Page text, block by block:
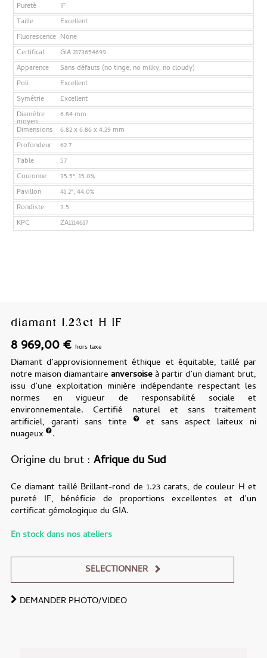
Pureté
IF
Taille
Excellent
Fluorescence None
Certificat
GIA 2173654699
Apparence
Sans défauts (no tinge, no milky, no cloudy)
Poli
Excellent
Symétrie
Excellent
Diamètre
moyen
6.84 mm
Dimensions
6.82 x 6.86 x 4.29 mm
Profondeur
62.7
Table
57
Couronne
35.5°, 15.0%
Pavillon
41.2°, 44.0%
Rondiste
3.5
KPC
ZA1114617
diamant 1.23ct H IF
8 969,00€ hors taxe
Diamant d’approvisionnement éthique et équitable, taillé par
notre maison diamantaire anversoiseà partir d’un diamant brut,
issu d’une exploitation minière indépendante respectant les
normes en vigueur de responsabilité sociale et
environnementale. Certifié naturel et sans traitement
artificiel, garanti sans tinte
et sans aspect laiteux ni
nuageux
.
Origine du brut Afrique du Sud
Ce diamant taillé Brillant-rond de 1.23 carats, de couleur H et
pureté IF, bénéficie de proportions excellentes et d’un
certificat gémologique du GIA.
En stock dans nos ateliers
SÉLECTIONNER
Alternative:
DEMANDER PHOTO/VIDEO